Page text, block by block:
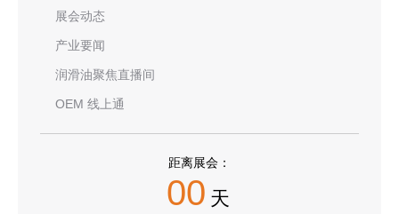
展会动态
产业要闻
润滑油聚焦直播间
OEM 线上通
距离展会：
00 天